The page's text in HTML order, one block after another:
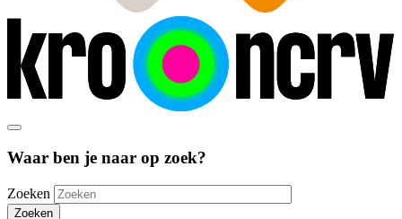
Waar ben je naar op zoek?
Zoeken
Zoeken